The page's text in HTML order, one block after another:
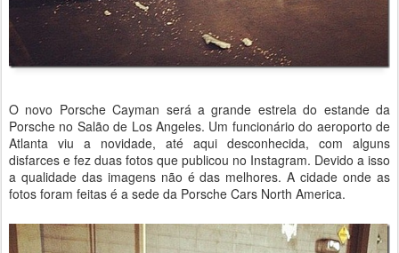
O novo Porsche Cayman será a grande estrela do estande da
Porsche no Salão de Los Angeles. Um funcionário do aeroporto de
Atlanta viu a novidade, até aqui desconhecida, com alguns
disfarces e fez duas fotos que publicou no Instagram. Devido a isso
a qualidade das imagens não é das melhores. A cidade onde as
fotos foram feitas é a sede da Porsche Cars North America.